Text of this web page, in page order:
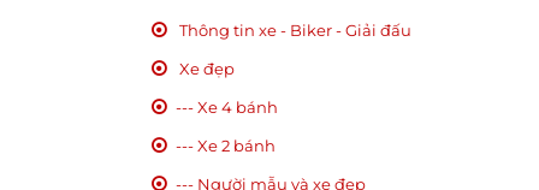
Thông tin xe - Biker - Giải đấu
Xe đẹp
--- Xe 4 bánh
--- Xe 2 bánh
--- Người mẫu và xe đẹp